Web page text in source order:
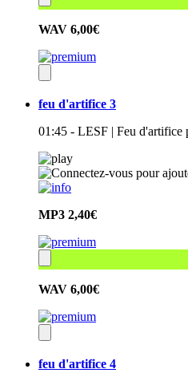
WAV 6,00€
feu d'artifice 3
01:45 - LESF | Feu d'artifice
MP3 2,40€
WAV 6,00€
feu d'artifice 4